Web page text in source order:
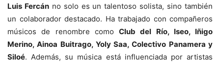
Luis Fercánno solo es un talentoso solista, sino también
un colaborador destacado. Ha trabajado con compañeros
músicos de renombre como Club del Río, Iseo, Iñigo
Merino, Ainoa Buitrago, Yoly Saa, Colectivo Panamera y
Siloé. Además, su música está influenciada por artistas